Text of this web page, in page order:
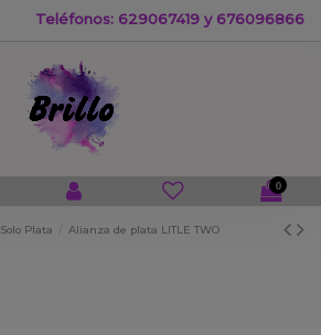
Teléfonos: 629067419 y 676096866
0
Solo Plata Alianza de plata LITLE TWO